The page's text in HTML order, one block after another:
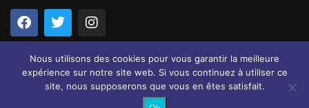
@2024 – Tous droits réservés.
Nous utilisons des cookies pour vous garantir la meilleure
expérience sur notre site web. Si vous continuez à utiliser ce
site, nous supposerons que vous en êtes satisfait.